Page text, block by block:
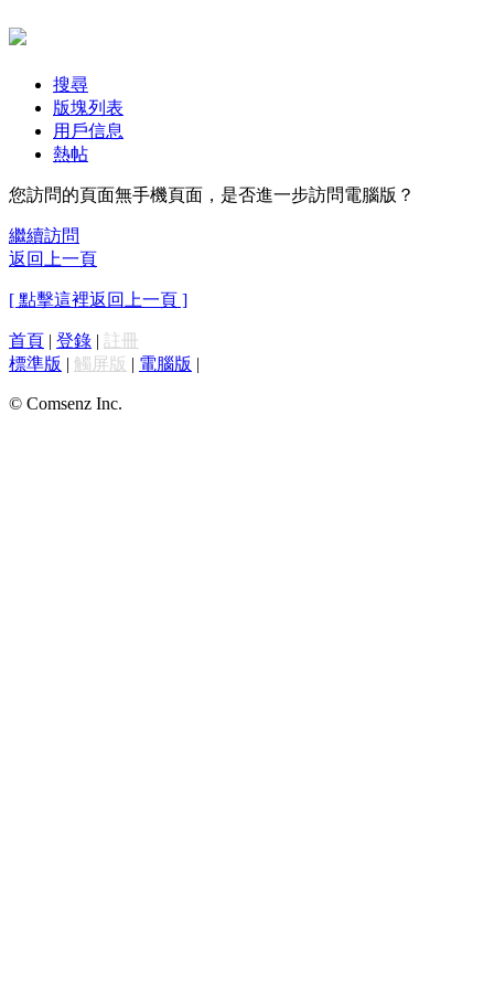
搜尋
版塊列表
用戶信息
熱帖
您訪問的頁面無手機頁面，是否進一步訪問電腦版？
繼續訪問
返回上一頁
[ 點擊這裡返回上一頁 ]
首頁 | 登錄 | 註冊
標準版 | 觸屏版 | 電腦版 |
© Comsenz Inc.